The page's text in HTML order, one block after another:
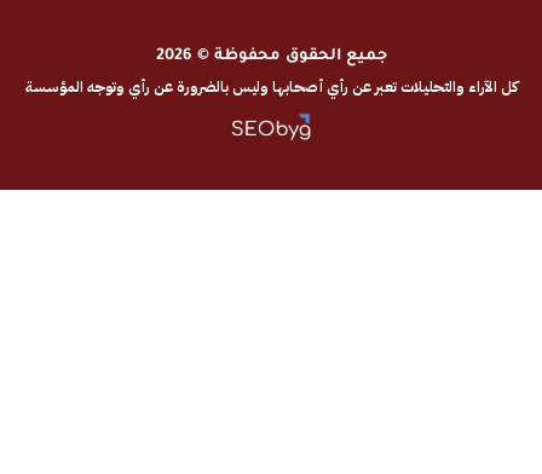
جميع الحقوق محفوظة © 2026
تعبر عن رأي أصحابها وليس بالضرورة عن رأي وتوجه المؤسسة